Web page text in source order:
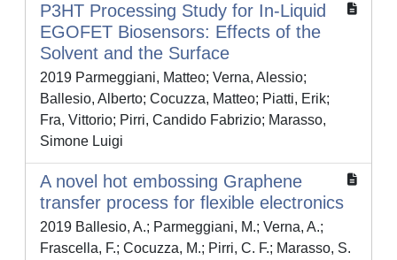
P3HT Processing Study for In-Liquid
EGOFET Biosensors: Effects of the
Solvent and the Surface
2019 Parmeggiani, Matteo; Verna, Alessio;
Ballesio, Alberto; Cocuzza, Matteo; Piatti, Erik;
Fra, Vittorio; Pirri, Candido Fabrizio; Marasso,
Simone Luigi
A novel hot embossing Graphene
transfer process for flexible electronics
2019 Ballesio, A.; Parmeggiani, M.; Verna, A.;
Frascella, F.; Cocuzza, M.; Pirri, C. F.; Marasso, S.